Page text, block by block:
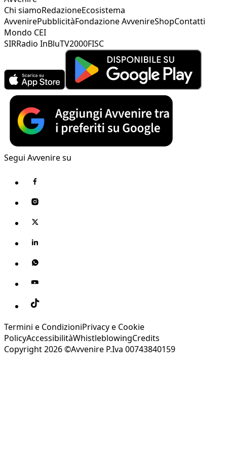
Chi siamoRedazioneEcosistema
AvvenirePubblicitàFondazione AvvenireShopContatti
Mondo CEI
SIRRadio InBluTV2000FISC
Segui Avvenire su
Termini e CondizioniPrivacy e Cookie
PolicyAccessibilitàWhistleblowingCredits
Copyright 2026 ©Avvenire P.Iva 00743840159